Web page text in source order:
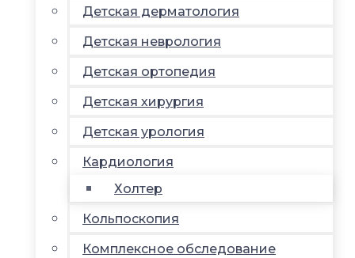
Детская дерматология
Детская неврология
Детская ортопедия
Детская хирургия
Детская урология
Кардиология
Холтер
Кольпоскопия
Комплексное обследование